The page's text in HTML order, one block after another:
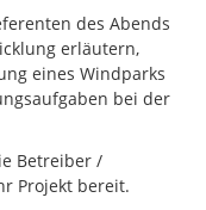
des Abends
erläutern,
eines Windparks
bei der
Betreiber /
Projekt bereit.